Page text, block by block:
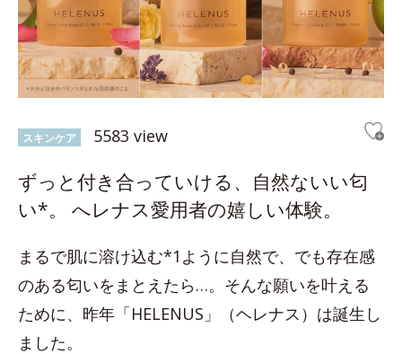
スキンケア 5583 view
ずっと付き合っていける、自然ないい匂
い*。 へレナス愛用者の嬉しい体験。
まるで肌に溶け込む*1ように自然で、でも存在感
のある匂いをまとえたら…。そんな願いを叶える
ために、昨年「HELENUS」（ヘレナス）は誕生し
ました。